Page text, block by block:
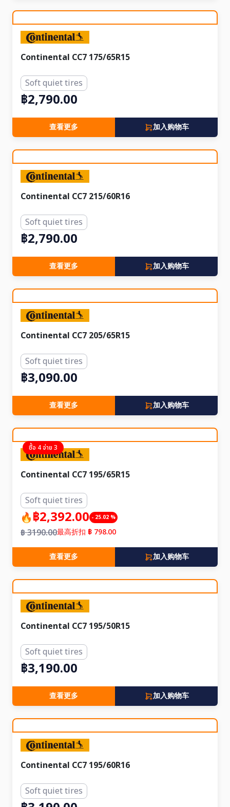
Continental CC7 175/65R15
Soft quiet tires
฿2,790.00
查看更多 加入购物车
Continental CC7 215/60R16
Soft quiet tires
฿2,790.00
查看更多 加入购物车
Continental CC7 205/65R15
Soft quiet tires
฿3,090.00
查看更多 加入购物车
ซื้อ 4 จ่าย 3
Continental CC7 195/65R15
Soft quiet tires
฿2,392.00 - 25.02 %
฿ 3190.00最高折扣 ฿ 798.00
查看更多 加入购物车
Continental CC7 195/50R15
Soft quiet tires
฿3,190.00
查看更多 加入购物车
Continental CC7 195/60R16
Soft quiet tires